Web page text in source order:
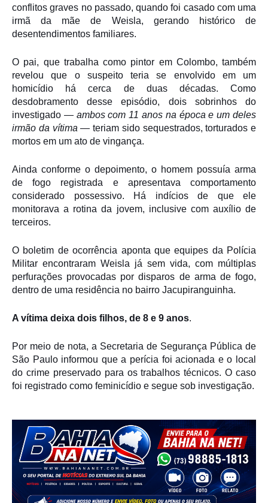
conflitos graves no passado, quando foi casado com uma
irmã da mãe de Weisla, gerando histórico de
desentendimentos familiares.
O pai, que trabalha como pintor em Colombo, também
revelou que o suspeito teria se envolvido em um
homicídio há cerca de duas décadas. Como
desdobramento desse episódio, dois sobrinhos do
investigado — ambos com 11 anos na época e um deles
irmão da vítima — teriam sido sequestrados, torturados e
mortos em um ato de vingança.
Ainda conforme o depoimento, o homem possuía arma
de fogo registrada e apresentava comportamento
considerado possessivo. Há indícios de que ele
monitorava a rotina da jovem, inclusive com auxílio de
terceiros.
O boletim de ocorrência aponta que equipes da Polícia
Militar encontraram Weisla já sem vida, com múltiplas
perfurações provocadas por disparos de arma de fogo,
dentro de uma residência no bairro Jacupiranguinha.
A vítima deixa dois filhos, de 8 e 9 anos.
Por meio de nota, a Secretaria de Segurança Pública de
São Pauloinformou que a perícia foi acionada e o local
do crime preservado para os trabalhos técnicos. O caso
foi registrado como feminicídio e segue sob investigação.